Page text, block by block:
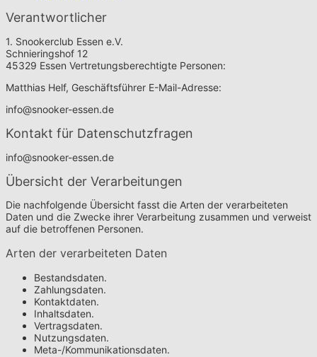
Verantwortlicher
1. Snookerclub Essen e.V.
Schnieringshof 12
45329 Essen Vertretungsberechtigte Personen:
Matthias Helf, Geschäftsführer E-Mail-Adresse:
info@snooker-essen.de
Kontakt für Datenschutzfragen
info@snooker-essen.de
Übersicht der Verarbeitungen
Die nachfolgende Übersicht fasst die Arten der verarbeiteten
Daten und die Zwecke ihrer Verarbeitung zusammen und verweist
auf die betroffenen Personen.
Arten der verarbeiteten Daten
Bestandsdaten.
Zahlungsdaten.
Kontaktdaten.
Inhaltsdaten.
Vertragsdaten.
Nutzungsdaten.
Meta-/Kommunikationsdaten.